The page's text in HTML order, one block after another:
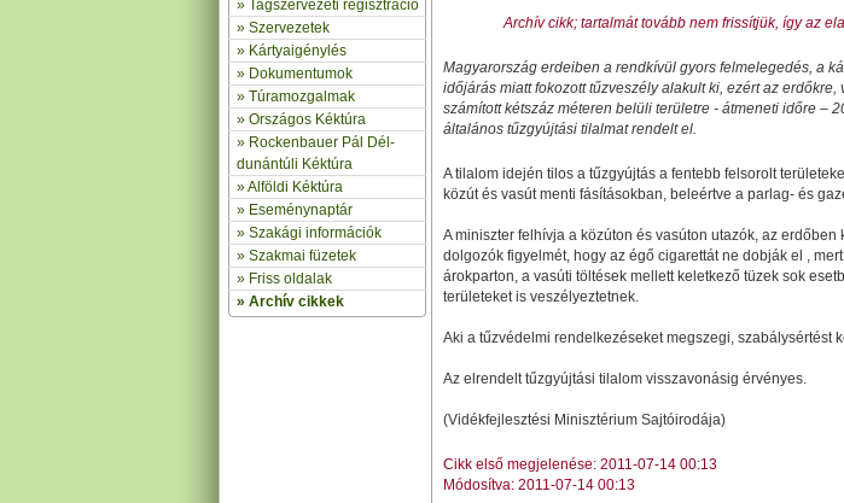
» Tagszervezeti regisztráció
» Szervezetek
» Kártyaigénylés
» Dokumentumok
» Túramozgalmak
» Országos Kéktúra
» Rockenbauer Pál Dél-
dunántúli Kéktúra
»Alföldi Kéktúra
» Eseménynaptár
» Szakági információk
» Szakmai füzetek
» Friss oldalak
» Archív cikkek
Archív cikk; tartalmát tovább nem frissítjük, így az
Magyarország erdeiben a rendkívül gyors felmelegedés, a
időjárás miatt fokozott tűzveszély alakult ki, ezért az
számított kétszáz méteren belüli területre - átmeneti időre –
általános tűzgyújtási tilalmat rendelt el.
A tilalom idején tilos a tűzgyújtás a fentebb felsorolt
közút és vasút menti fásításokban, beleértve a parlag- és
A miniszter felhívja a közúton és vasúton utazók, az
dolgozók figyelmét, hogy az égő cigarettát ne dobják el ,
árokparton, a vasúti töltések mellett keletkező tüzek sok
területeket is veszélyeztetnek.
Aki a tűzvédelmi rendelkezéseket megszegi, szabálysértést
Az elrendelt tűzgyújtási tilalom visszavonásig érvényes.
(Vidékfejlesztési Minisztérium Sajtóirodája)
Cikk első megjelenése: 2011-07-14 00:13
Módosítva: 2011-07-14 00:13